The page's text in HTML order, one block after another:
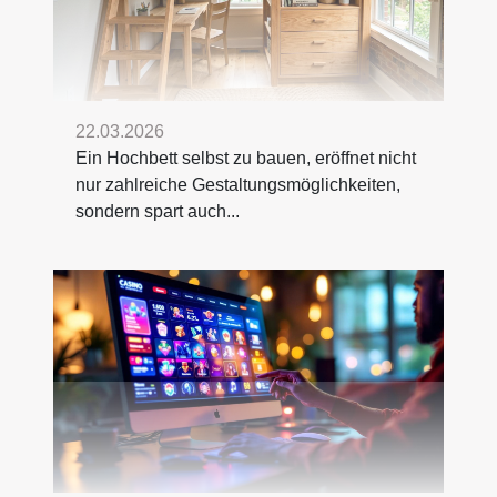
22.03.2026
Ein Hochbett selbst zu bauen, eröffnet nicht
nur zahlreiche Gestaltungsmöglichkeiten,
sondern spart auch...